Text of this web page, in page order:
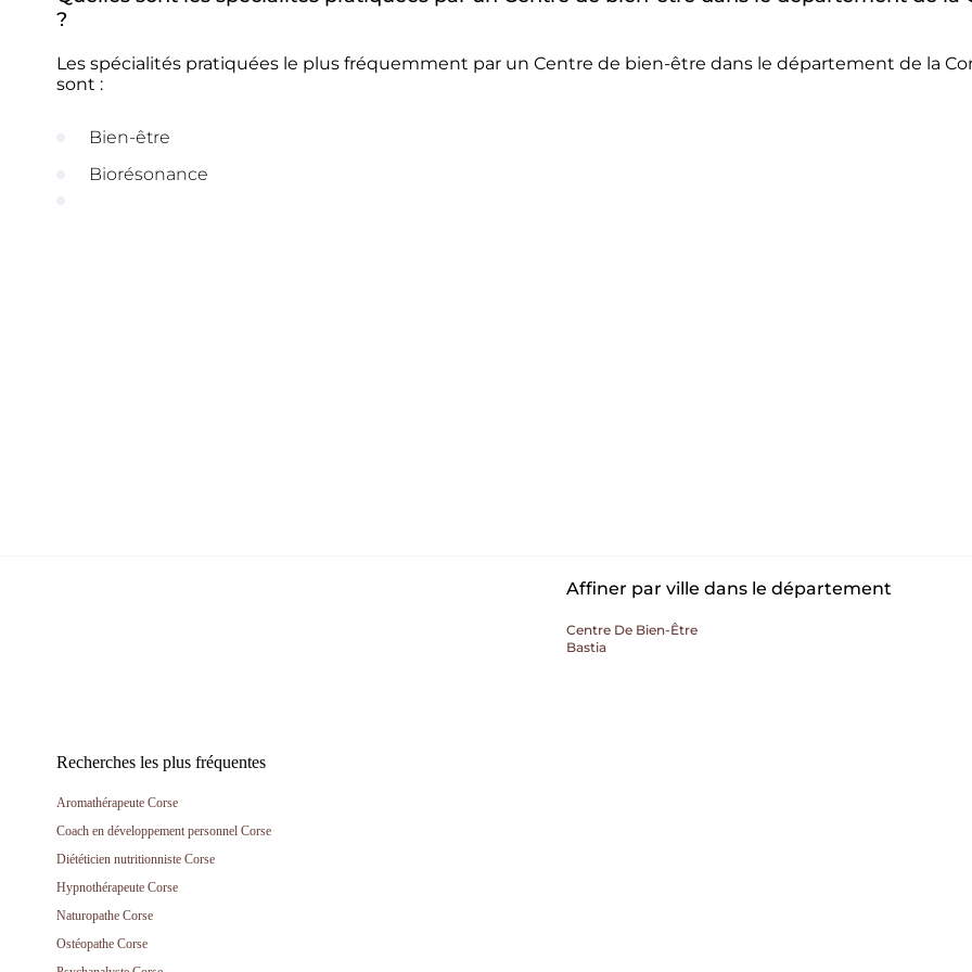
?
Les spécialités pratiquées le plus fréquemment par un Centre de bien-être dans le département de la
sont :
Bien-être
Biorésonance
Affiner par ville dans le département
Centre De Bien-Être
Bastia
Recherches les plus fréquentes
Aromathérapeute Corse
Coach en développement personnel Corse
Diététicien nutritionniste Corse
Hypnothérapeute Corse
Naturopathe Corse
Ostéopathe Corse